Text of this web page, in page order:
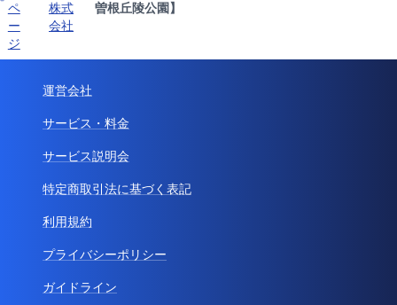
ペ
ー
ジ
株式
会社
曽根丘陵公園】
運営会社
サービス・料金
サービス説明会
特定商取引法に基づく表記
利用規約
プライバシーポリシー
ガイドライン